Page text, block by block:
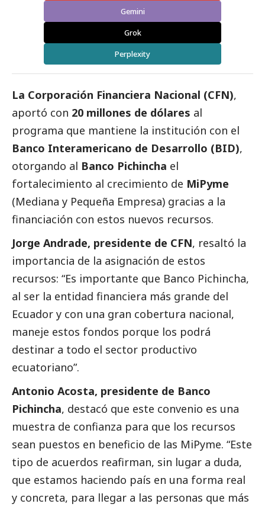
Gemini
Grok
Perplexity
La Corporación Financiera Nacional (CFN),
aportó con 20 millones de dólares al
programa que mantiene la institución con el
Banco Interamericano de Desarrollo (BID),
otorgando al Banco Pichincha el
fortalecimiento al crecimiento de MiPyme
(Mediana y Pequeña Empresa) gracias a la
financiación con estos nuevos recursos.
Jorge Andrade, presidente de CFN, resaltó la
importancia de la asignación de estos
recursos: “Es importante que Banco Pichincha,
al ser la entidad financiera más grande del
Ecuador y con una gran cobertura nacional,
maneje estos fondos porque los podrá
destinar a todo el sector productivo
ecuatoriano”.
Antonio Acosta, presidente de Banco
Pichincha, destacó que este convenio es una
muestra de confianza para que los recursos
sean puestos en beneficio de las MiPyme. “Este
tipo de acuerdos reafirman, sin lugar a duda,
que estamos haciendo país en una forma real
y concreta, para llegar a las personas que más